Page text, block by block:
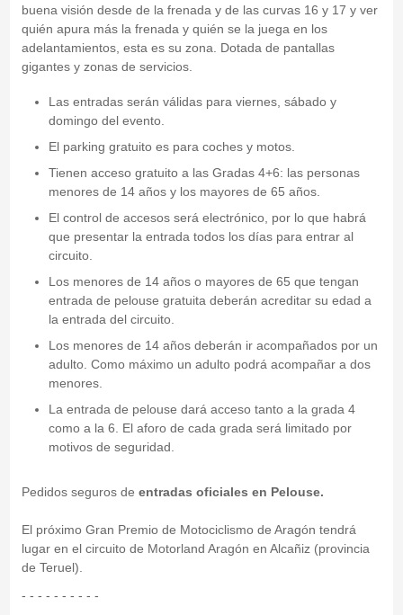
buena visión desde de la frenada y de las curvas 16 y 17 y ver
quién apura más la frenada y quién se la juega en los
adelantamientos, esta es su zona. Dotada de pantallas
gigantes y zonas de servicios.
Las entradas serán válidas para viernes, sábado y
domingo del evento.
El parking gratuito es para coches y motos.
Tienen acceso gratuito a las Gradas 4+6: las personas
menores de 14 años y los mayores de 65 años.
El control de accesos será electrónico, por lo que habrá
que presentar la entrada todos los días para entrar al
circuito.
Los menores de 14 años o mayores de 65 que tengan
entrada de pelouse gratuita deberán acreditar su edad a
la entrada del circuito.
Los menores de 14 años deberán ir acompañados por un
adulto. Como máximo un adulto podrá acompañar a dos
menores.
La entrada de pelouse dará acceso tanto a la grada 4
como a la 6. El aforo de cada grada será limitado por
motivos de seguridad.
Pedidos seguros de entradas oficiales en Pelouse.
El próximo Gran Premio de Motociclismo de Aragón tendrá
lugar en el circuito de Motorland Aragón en Alcañiz (provincia
de Teruel).
- - - - - - - - - -